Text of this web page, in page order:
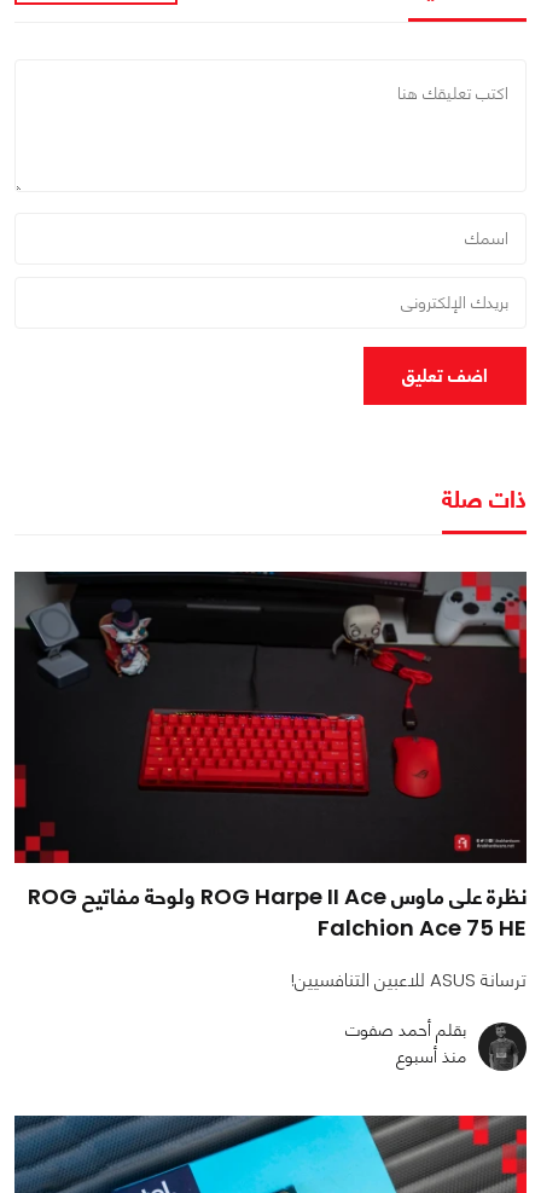
اضف تعليق
ذات صلة
نظرة على ماوس ROG Harpe II Ace ولوحة مفاتيح ROG
Falchion Ace 75 HE
ترسانة ASUS للاعبين التنافسيين!
بقلم أحمد صفوت
منذ أسبوع